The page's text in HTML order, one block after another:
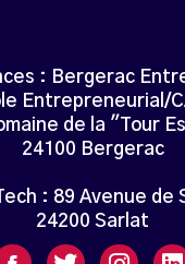
: Bergerac
Entrepreneurial/
de la "Tour
24100 Bergerac
: 89 Avenue de
24200 Sarlat